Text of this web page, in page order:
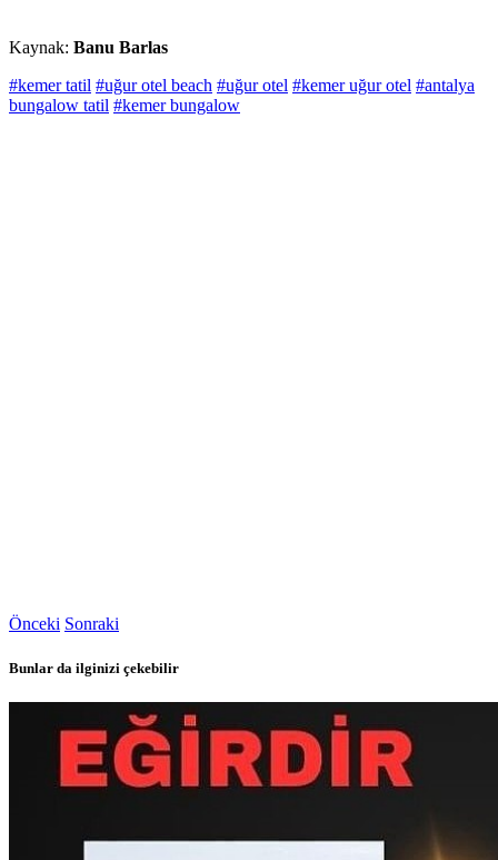
Kaynak: Banu Barlas
#kemer tatil #uğur otel beach #uğur otel #kemer uğur otel #antalya
bungalow tatil #kemer bungalow
Önceki Sonraki
Bunlar da ilginizi çekebilir